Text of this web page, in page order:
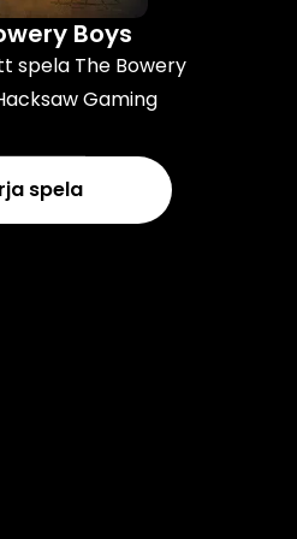
Boys
spela The Bowery
Gaming
spela